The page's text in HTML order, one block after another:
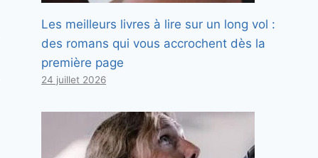
Les meilleurs livres à lire sur un long vol :
des romans qui vous accrochent dès la
première page
24 juillet 2026